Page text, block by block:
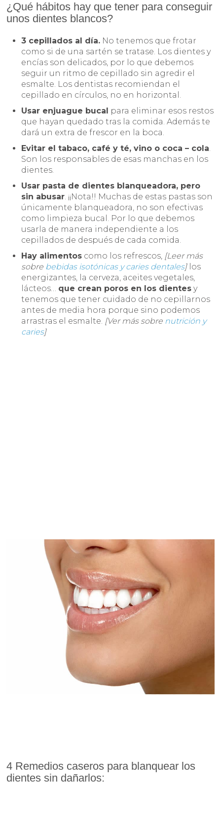
¿Qué hábitos hay que tener para conseguir
unos dientes blancos?
3 cepillados al día. No tenemos que frotar
como si de una sartén se tratase. Los dientes y
encías son delicados, por lo que debemos
seguir un ritmo de cepillado sin agredir el
esmalte. Los dentistas recomiendan el
cepillado en círculos, no en horizontal.
Usar enjuague bucal
para eliminar esos restos
que hayan quedado tras la comida. Además te
dará un extra de frescor en la boca.
Evitar el tabaco, café y té, vino o coca – cola.
Son los responsables de esas manchas en los
dientes.
Usar pasta de dientes blanqueadora, pero
sin abusar. ¡¡Nota!! Muchas de estas pastas son
únicamente blanqueadora, no son efectivas
como limpieza bucal. Por lo que debemos
usarla de manera independiente a los
cepillados de después de cada comida.
Hay alimentos como los refrescos, [Leer más
sobre bebidas isotónicas y caries dentales]los
energizantes, la cerveza, aceites vegetales,
lácteos… que crean poros en los dientes y
tenemos que tener cuidado de no cepillarnos
antes de media hora porque sino podemos
arrastras el esmalte. [Ver más sobre nutrición y
caries]
4 Remedios caseros para blanquear los
dientes sin dañarlos: